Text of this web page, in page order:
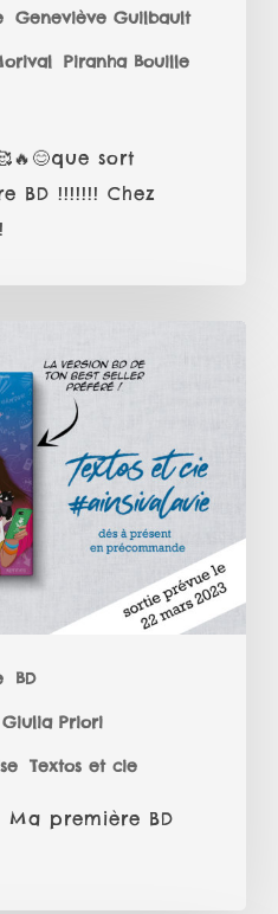
Geneviève Guilbault
Piranha Bouille
sort
BD !!!!!!! Chez
BD
Giulia Priori
Textos et cie
première BD